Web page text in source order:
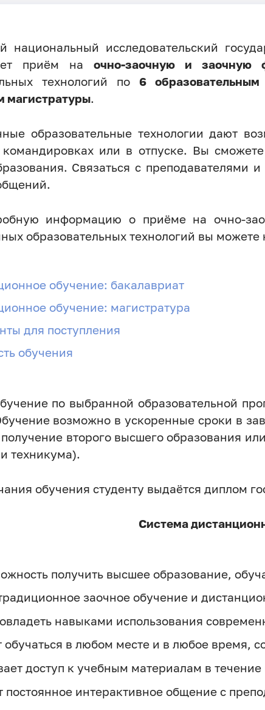
национальный исследовательский
приём на очно-заочную и заочную
технологий по 6
магистратуры.
образовательные технологии дают
командировках или в отпуске. Вы
Связаться с
информацию о приёме на очно-
образовательных технологий вы
обучение: бакалавриат
обучение: магистратура
для поступления
обучения
по выбранной образовательной
возможно в ускоренные сроки в
второго высшего образования
техникума).
обучения студенту выдаётся диплом
Система
получить высшее образование,
заочное обучение и
навыками использования
обучаться в любом месте и в любое время,
доступ к учебным материалам в течение
постоянное интерактивное общение с